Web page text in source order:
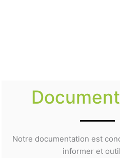
Notre documentation est
informer et